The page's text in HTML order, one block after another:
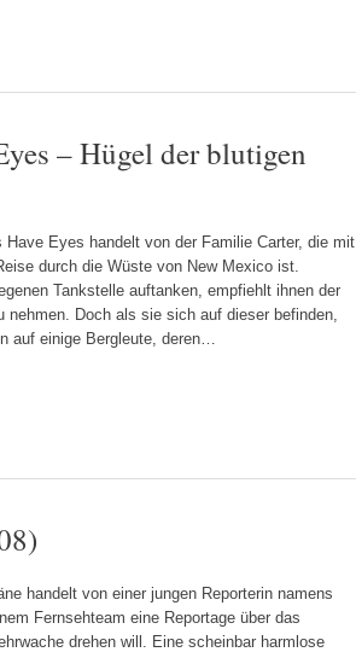
– Hügel der blutigen
Have Eyes handelt von der Familie Carter, die mit
durch die Wüste von New Mexico ist.
Tankstelle auftanken, empfiehlt ihnen der
nehmen. Doch als sie sich auf dieser befinden,
auf einige Bergleute, deren…
handelt von einer jungen Reporterin namens
Fernsehteam eine Reportage über das
drehen will. Eine scheinbar harmlose